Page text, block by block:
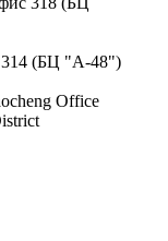
314 (БЦ "А-48")
Office